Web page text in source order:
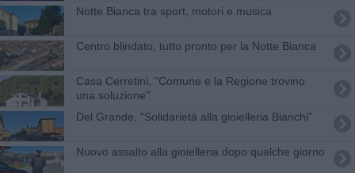
Notte Bianca tra sport, motori e musica
Centro blindato, tutto pronto per la Notte Bianca
Casa Cerretini, "Comune e la Regione trovino
una soluzione"
Del Grande, "Solidarietà alla gioielleria Bianchi"
Nuovo assalto alla gioielleria dopo qualche giorno